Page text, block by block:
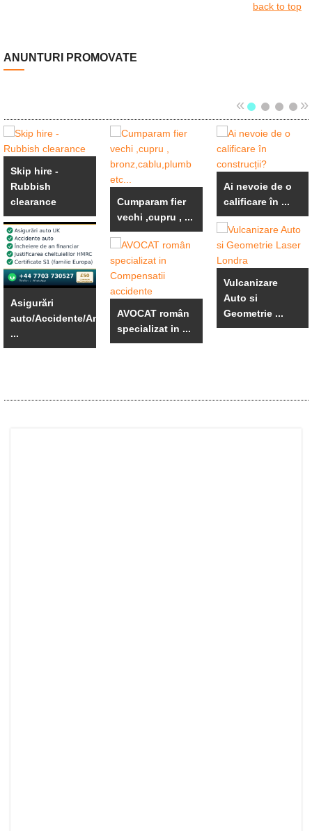
back to top
ANUNTURI PROMOVATE
« »
Skip hire -
Rubbish
clearance
Asigurări
auto/Accidente/An
...
Cumparam fier
vechi ,cupru , ...
AVOCAT român
specializat in ...
Ai nevoie de o
calificare în ...
Vulcanizare
Auto si
Geometrie ...